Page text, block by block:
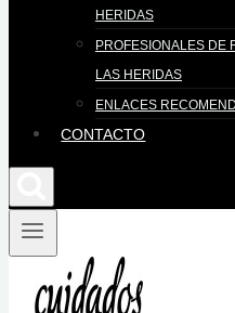
HERIDAS
PROFESIONALES DE
LAS HERIDAS
ENLACES
CONTACTO